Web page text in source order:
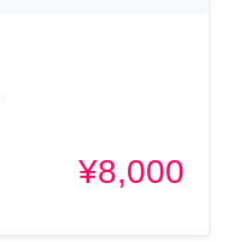
¥8,000